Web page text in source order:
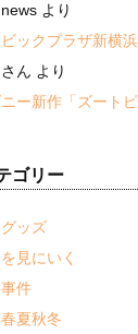
より
ックプラザ新横
ん より
ー新作「ズートピ
ゴリー
ッズ
見にいく
件
夏秋冬